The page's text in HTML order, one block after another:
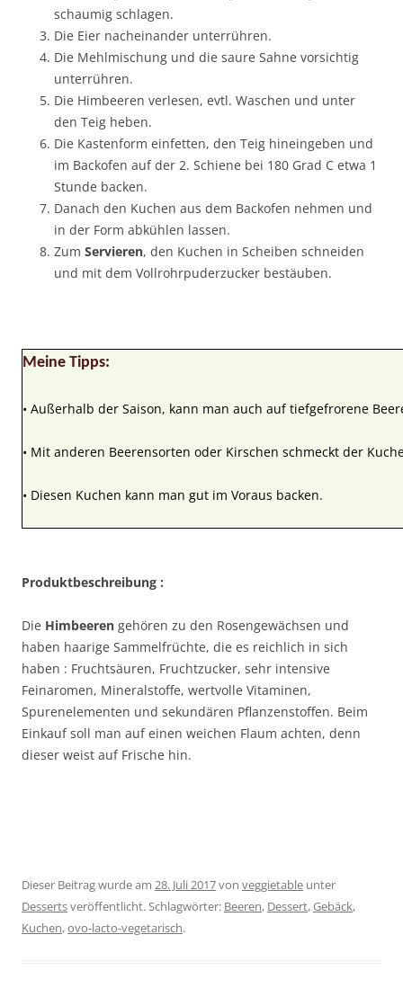
schaumig schlagen.
Die Eier nacheinander unterrühren.
Die Mehlmischung und die saure Sahne vorsichtig
unterrühren.
Die Himbeeren verlesen, evtl. Waschen und unter
den Teig heben.
Die Kastenform einfetten, den Teig hineingeben und
im Backofen auf der 2. Schiene bei 180 Grad C etwa 1
Stunde backen.
Danach den Kuchen aus dem Backofen nehmen und
in der Form abkühlen lassen.
Zum Servieren, den Kuchen in Scheiben schneiden
und mit dem Vollrohrpuderzucker bestäuben.
Meine Tipps:
• Außerhalb der Saison, kann man auch auf tiefgefrorene
• Mit anderen Beerensorten oder Kirschen schmeckt der
• Diesen Kuchen kann man gut im Voraus backen.
Produktbeschreibung :
Die Himbeeren gehören zu den Rosengewächsen und
haben haarige Sammelfrüchte, die es reichlich in sich
haben : Fruchtsäuren, Fruchtzucker, sehr intensive
Feinaromen, Mineralstoffe, wertvolle Vitaminen,
Spurenelementen und sekundären Pflanzenstoffen. Beim
Einkauf soll man auf einen weichen Flaum achten, denn
dieser weist auf Frische hin.
Dieser Beitrag wurde am 28. Juli 2017von veggietable unter
Dessertsveröffentlicht. Schlagwörter: Beeren, Dessert,Gebäck,
Kuchen,ovo-lacto-vegetarisch.